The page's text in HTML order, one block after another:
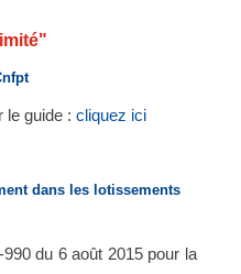
le guide : cliquez ici
dans les lotissements
du 6 août 2015 pour la